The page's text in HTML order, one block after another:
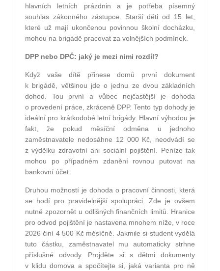
hlavních letních prázdnin a je potřeba písemný
souhlas zákonného zástupce. Starší děti od 15 let,
které už mají ukončenou povinnou školní docházku,
mohou na brigádě pracovat za volnějších podmínek.
DPP nebo DPČ: jaký je mezi nimi rozdíl?
Když vaše dítě přinese domů první dokument
k brigádě, většinou jde o jednu ze dvou základních
dohod. Tou první a vůbec nejčastější je dohoda
o provedení práce, zkráceně DPP. Tento typ dohody je
ideální pro krátkodobé letní brigády. Hlavní výhodou je
fakt, že pokud měsíční odměna u jednoho
zaměstnavatele nedosáhne 12 000 Kč, neodvádí se
z výdělku zdravotní ani sociální pojištění. Peníze tak
mohou po případném zdanění rovnou putovat na
bankovní účet.
Druhou možností je dohoda o pracovní činnosti, která
se hodí pro pravidelnější spolupráci. Zde je ovšem
nutné zpozornět u odlišných finančních limitů. Hranice
pro odvod pojištění je nastavena mnohem níže, v roce
2026 činí 4 500 Kč měsíčně. Jakmile si student vydělá
tuto částku, zaměstnavatel mu automaticky strhne
příslušné odvody. Projděte si s dětmi dokumenty
v klidu domova a spočítejte si, jaká varianta pro ně